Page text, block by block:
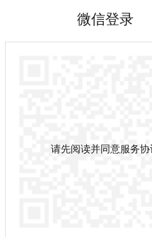
微信登录
请先阅读并同意服务协